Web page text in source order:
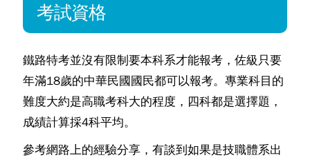
考試資格
鐵路特考並沒有限制要本科系才能報考，佐級只要
年滿18歲的中華民國國民都可以報考。專業科目的
難度大約是高職考科大的程度，四科都是選擇題，
成績計算採4科平均。
參考網路上的經驗分享，有談到如果是技職體系出